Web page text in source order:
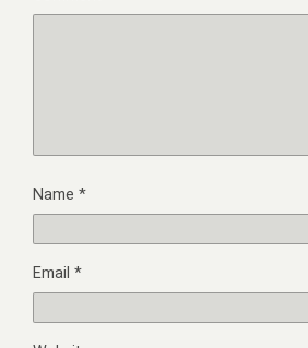
Name *
Email *